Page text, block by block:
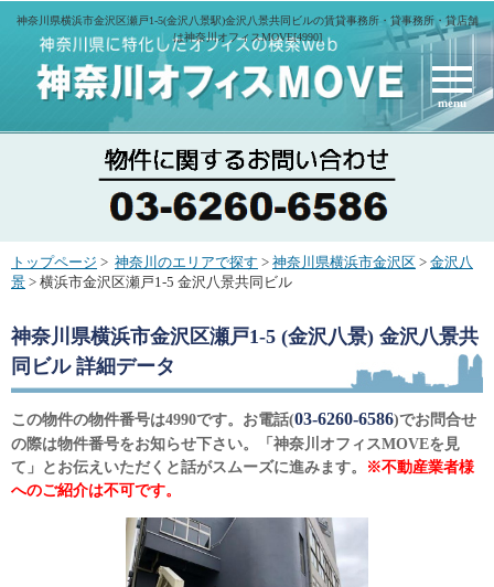
神奈川県横浜市金沢区瀬戸1-5(金沢八景駅)金沢八景共同ビルの賃貸事務所・貸事務所・貸店舗
は神奈川オフィスMOVE[4990]
menu
トップページ > 神奈川のエリアで探す > 神奈川県横浜市金沢区 > 金沢八
景 > 横浜市金沢区瀬戸1-5 金沢八景共同ビル
神奈川県横浜市金沢区瀬戸1-5 (金沢八景) 金沢八景共
同ビル詳細データ
この物件の物件番号は4990です。お電話(03-6260-6586)でお問合せ
の際は物件番号をお知らせ下さい。「神奈川オフィスMOVEを見
て」とお伝えいただくと話がスムーズに進みます。
※不動産業者様
へのご紹介は不可です。